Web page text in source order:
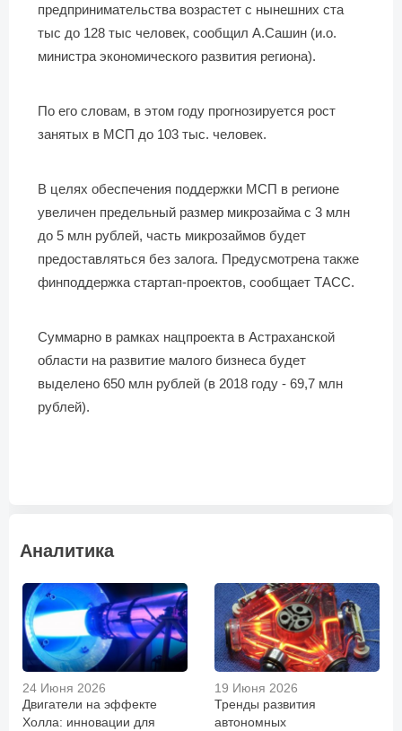
предпринимательства возрастет с нынешних ста
тыс до 128 тыс человек, сообщил А.Сашин (и.о.
министра экономического развития региона).
По его словам, в этом году прогнозируется рост
занятых в МСП до 103 тыс. человек.
В целях обеспечения поддержки МСП в регионе
увеличен предельный размер микрозайма с 3 млн
до 5 млн рублей, часть микрозаймов будет
предоставляться без залога. Предусмотрена также
финподдержка стартап-проектов, сообщает ТАСС.
Суммарно в рамках нацпроекта в Астраханской
области на развитие малого бизнеса будет
выделено 650 млн рублей (в 2018 году - 69,7 млн
рублей).
Аналитика
24 Июня 2026
Двигатели на эффекте
Холла: инновации для
19 Июня 2026
Тренды развития
автономных